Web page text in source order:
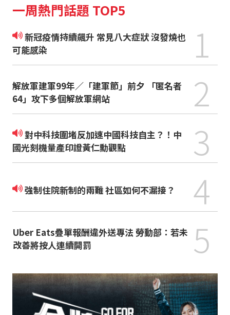
一周熱門話題 TOP5
新冠疫情持續飆升 常見八大症狀 沒發燒也
可能感染
1
解放軍建軍99年／「建軍節」前夕 「匿名者
64」攻下多個解放軍網站
2
對中科技圍堵反加速中國科技自主？！中
國光刻機量產印證黃仁勳觀點
3
強制住院新制的兩難 社區如何不漏接？ 4
Uber Eats疊單報酬違外送專法 勞動部：若未
改善將按人連續開罰
5